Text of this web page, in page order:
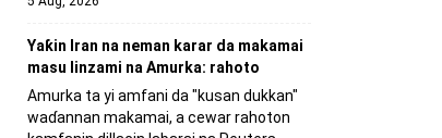
Yaƙin Iran na neman karar da makamai
masu linzami na Amurka: rahoto
Amurka ta yi amfani da "kusan dukkan"
waɗannan makamai, a cewar rahoton